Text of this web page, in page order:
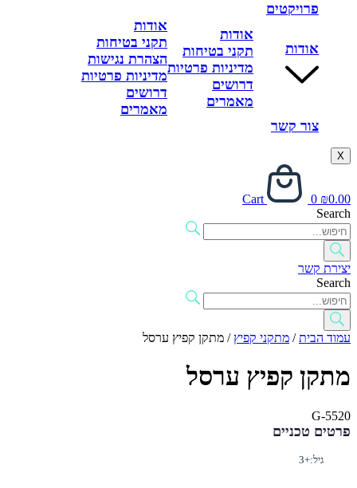
פרויקטים
אודות
אודות
תקני בטיחות
מדיניות פרטיות
דרושים
מאמרים
אודות
תקני בטיחות
הצהרת נגישות
מדיניות פרטיות
דרושים
מאמרים
צור קשר
X
₪0.00
0
Cart
Search
יצירת קשר
Search
עמוד הבית/ מתקני קפיץ / מתקן קפיץ ערסל
מתקן קפיץ ערסל
G-5520
פרטים טכניים
גיל:+3